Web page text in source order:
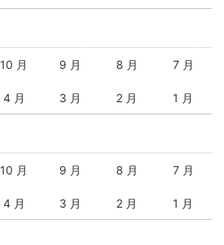
10 月 9 月 8 月 7 月
4 月 3 月 2 月 1 月
10 月 9 月 8 月 7 月
4 月 3 月 2 月 1 月